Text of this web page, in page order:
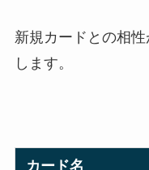
新規カードとの相
します。
カード名